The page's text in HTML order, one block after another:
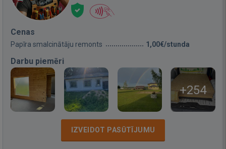
Cenas
Papīra smalcinātāju remonts 1,00€/stunda
Darbu piemēri
+254
IZVEIDOT PASŪTĪJUMU